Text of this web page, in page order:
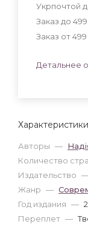
Характеристики
Авторы —
Количество
Издательство
Жанр —
Год издания —
Переплет —
Укрпочтой
Заказ до
Заказ от 499
Детальнее